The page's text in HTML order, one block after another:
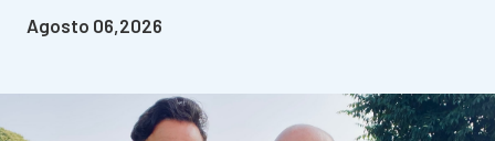
Agosto 06,2026